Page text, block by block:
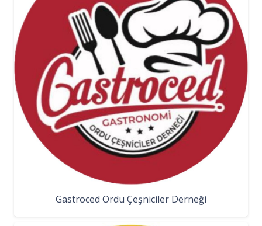
Gastroced Ordu Çeşniciler Derneği